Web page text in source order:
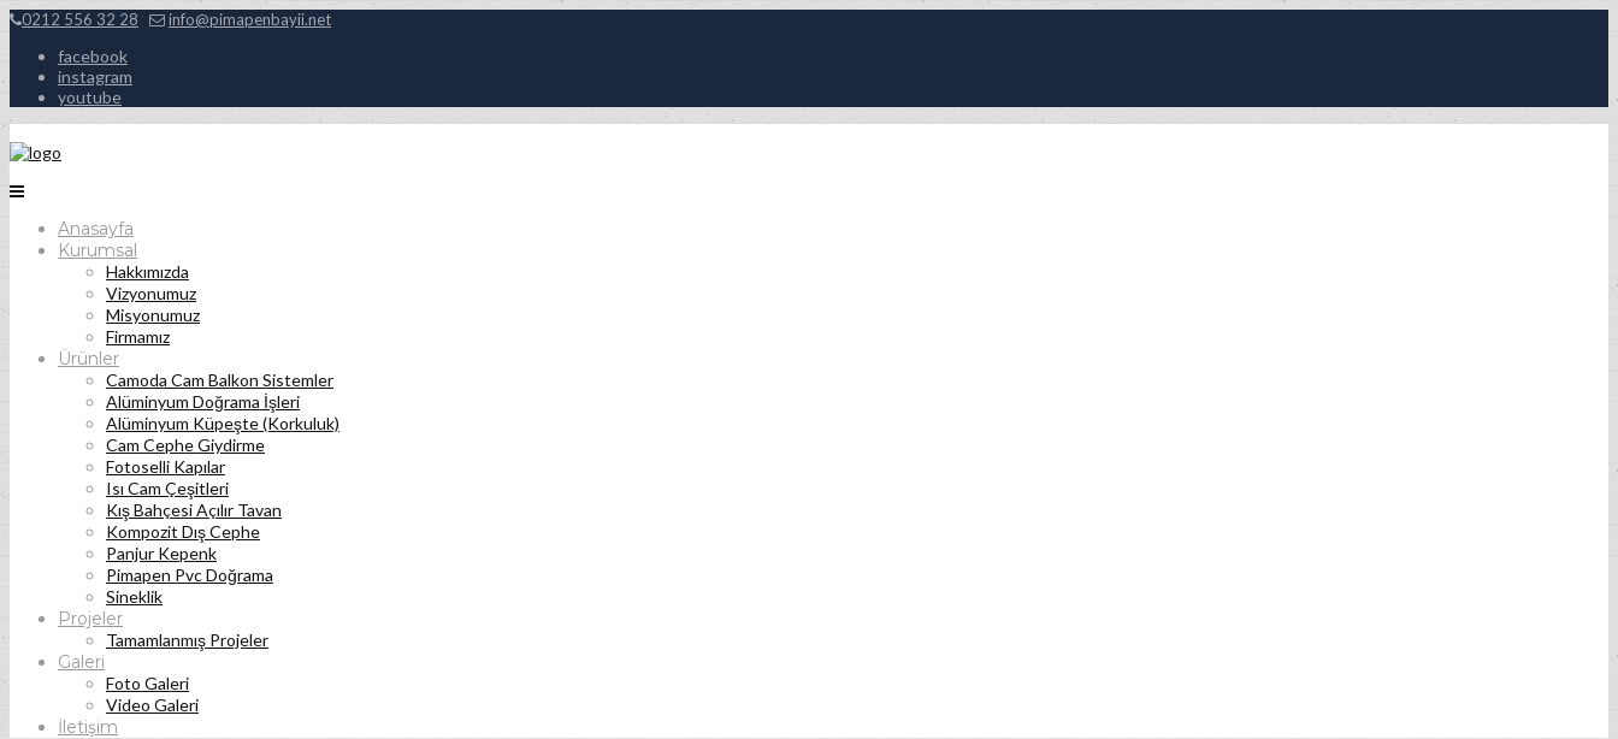
0212 556 32 28 info@pimapenbayii.net
facebook
instagram
youtube
Anasayfa
Kurumsal
Hakkımızda
Vizyonumuz
Misyonumuz
Firmamız
Ürünler
Camoda Cam Balkon Sistemler
Alüminyum Doğrama İşleri
Alüminyum Küpeşte (Korkuluk)
Cam Cephe Giydirme
Fotoselli Kapılar
Isı Cam Çeşitleri
Kış Bahçesi Açılır Tavan
Kompozit Dış Cephe
Panjur Kepenk
Pimapen Pvc Doğrama
Sineklik
Projeler
Tamamlanmış Projeler
Galeri
Foto Galeri
Video Galeri
İletişim